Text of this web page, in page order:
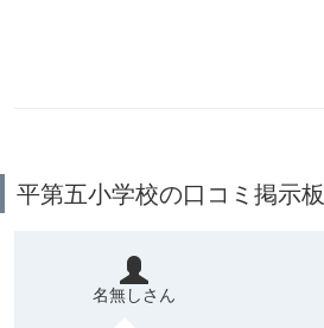
平第五小学校の口コミ掲示板
名無しさん